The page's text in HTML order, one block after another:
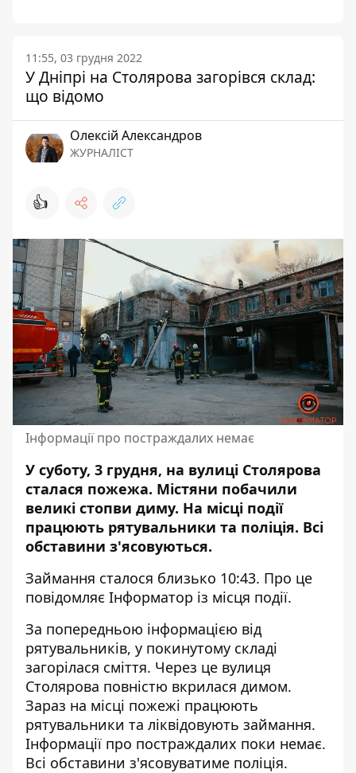
11:55, 03 грудня 2022
У Дніпрі на Столярова загорівся склад:
що відомо
Олексій Александров
ЖУРНАЛІСТ
👍
Інформації про постраждалих немає
У суботу, 3 грудня, на вулиці Столярова
сталася пожежа. Містяни побачили
великі стопви диму. На місці події
працюють рятувальники та поліція. Всі
обставини з'ясовуються.
Займання сталося близько 10:43. Про це
повідомляє Інформатор із місця події.
За попередньою інформацією від
рятувальників, у покинутому складі
загорілася сміття. Через це вулиця
Столярова повністю вкрилася димом.
Зараз на місці пожежі працюють
рятувальники та ліквідовують займання.
Інформації про постраждалих поки немає.
Всі обставини з'ясовуватиме поліція.